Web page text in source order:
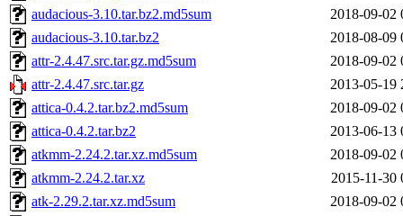
audacious-3.10.tar.bz2.md5sum
2018-09-02
audacious-3.10.tar.bz2
2018-08-09
attr-2.4.47.src.tar.gz.md5sum
2018-09-02
attr-2.4.47.src.tar.gz
2013-05-19
attica-0.4.2.tar.bz2.md5sum
2018-09-02
attica-0.4.2.tar.bz2
2013-06-13
atkmm-2.24.2.tar.xz.md5sum
2018-09-02
atkmm-2.24.2.tar.xz
2015-11-30
atk-2.29.2.tar.xz.md5sum
2018-09-02